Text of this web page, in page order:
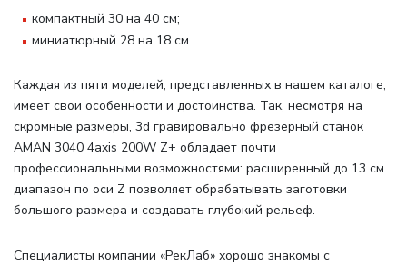
компактный 30 на 40 см;
миниатюрный 28 на 18 см.
Каждая из пяти моделей, представленных в нашем каталоге,
имеет свои особенности и достоинства. Так, несмотря на
скромные размеры, 3d гравировально фрезерный станок
AMAN 3040 4axis 200W Z+ обладает почти
профессиональными возможностями: расширенный до 13 см
диапазон по оси Z позволяет обрабатывать заготовки
большого размера и создавать глубокий рельеф.
Специалисты компании «РекЛаб» хорошо знакомы с